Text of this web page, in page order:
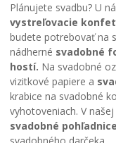
Plánujete svadbu? U
vystreľovacie
budete potrebovať na
nádherné svadobné
hostí. Na svadobné
vizitkové papiere a
krabice na svadobné
vyhotoveniach. V
svadobné pohľadnice